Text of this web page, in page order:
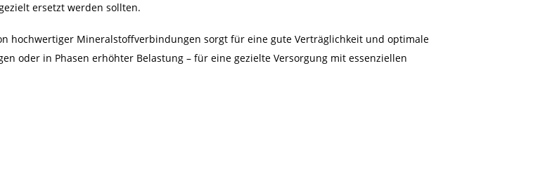
ersetzt werden sollten.
hochwertiger Mineralstoffverbindungen sorgt für eine gute Verträglichkeit und optimale
oder in Phasen erhöhter Belastung – für eine gezielte Versorgung mit essenziellen